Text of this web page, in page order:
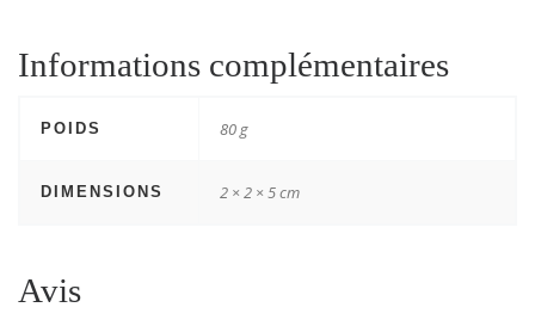
Informations complémentaires
POIDS 80 g
DIMENSIONS 2 × 2 × 5 cm
Avis